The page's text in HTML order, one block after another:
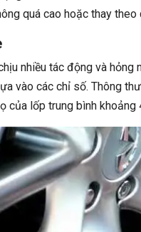
quá cao hoặc thay theo
nhiều tác động và
vào các chỉ số. Thông
của lốp trung bình